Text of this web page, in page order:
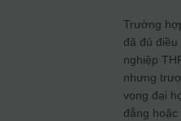
Trường
đã đủ điều
nghiệp
nhưng
vọng đại
đẳng hoặc